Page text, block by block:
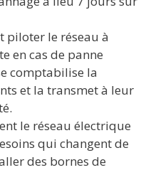
piloter le réseau à
en cas de panne
comptabilise la
et la transmet à leur
le réseau électrique
qui changent de
des bornes de